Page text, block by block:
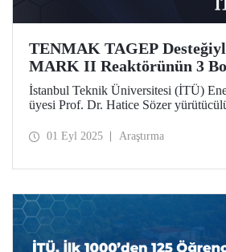
TENMAK TAGEP
MARK II Reaktörünün 3
İkizini Geliştiriyor
İstanbul Teknik Üniversitesi (İTÜ)
üyesi Prof. Dr. Hatice Sözer
– Nükleer Reaktör Teknolojileri Çağrısı
01 Eyl 2025 Araştırma